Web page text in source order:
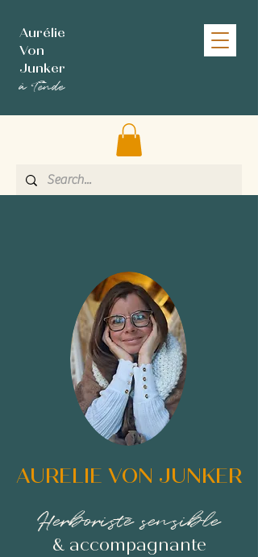
Aurélie
Von
Junker
à Tende
AURELIE VON JUNKER
Herboriste sensible
& accompagnante